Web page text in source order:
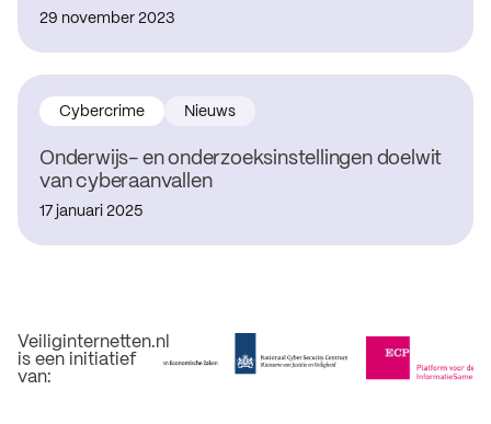
29 november 2023
Onderwijs- en onderzoeksinstellingen doelwit
van cyberaanvallen
Cybercrime Nieuws
17 januari 2025
Veiliginternetten.nl
is een initiatief
van: